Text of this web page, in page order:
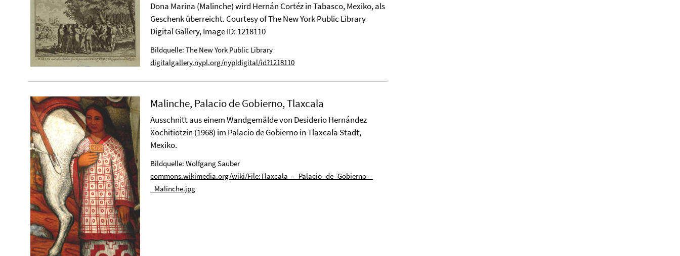
Dona Marina (Malinche) wird Hernán Cortéz in Tabasco, Mexiko, als
Geschenk überreicht. Courtesy of The New York Public Library
Digital Gallery, Image ID: 1218110
Bildquelle: The New York Public Library
digitalgallery.nypl.org/nypldigital/id?1218110
Malinche, Palacio de Gobierno, Tlaxcala
Ausschnitt aus einem Wandgemälde von Desiderio Hernández
Xochitiotzin (1968) im Palacio de Gobierno in Tlaxcala Stadt,
Mexiko.
Bildquelle: Wolfgang Sauber
commons.wikimedia.org/wiki/File:Tlaxcala_-_Palacio_de_Gobierno_-
_Malinche.jpg